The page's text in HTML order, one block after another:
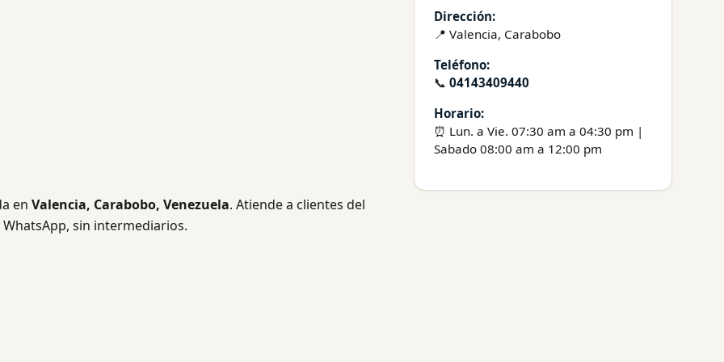
en Valencia, Carabobo, Venezuela. Atiende a clientes del
sin intermediarios.
Dirección:
📍 Valencia, Carabobo
Teléfono:
📞 04143409440
Horario:
⏰ Lun. a Vie. 07:30 am a 04:30 pm |
Sabado 08:00 am a 12:00 pm